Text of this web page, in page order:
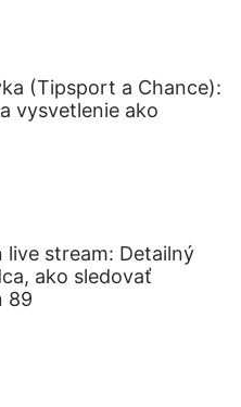
(Tipsport a Chance):
vysvetlenie ako
live stream: Detailný
ako sledovať
89